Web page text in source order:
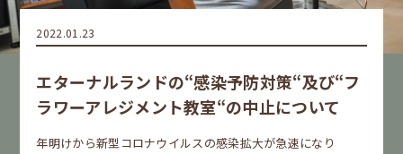
2022.01.23
エターナルランドの“感染予防対策“及び“フ
ラワーアレジメント教室“の中止について
年明けから新型コロナウイルスの感染拡大が急速になり